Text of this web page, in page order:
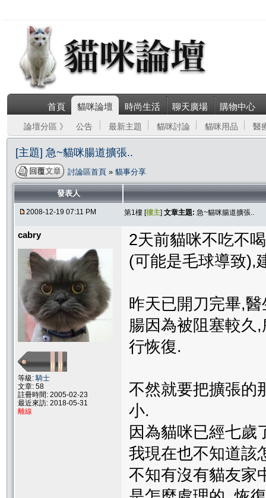
首頁 貓咪論壇 時尚生活 聊天廣場 購物中心
論壇分區 》 公告 最新主題 貓咪討論 貓咪用品 醫
[主題] 急~貓咪腸道擴張..
討論區首頁 » 貓事分享
發表人
2008-12-19 07:11 PM 第1樓 [樓主] 文章主題: 急~貓咪腸道擴張..
cabry
等級:騎士
文章: 58
註冊時間: 2005-02-23
最近來訪: 2018-05-31
離線
2天前貓咪不吃不
(可能是毛球導致),
昨天已開刀完畢,
腸因為被阻塞較久
行恢復.
不然就要把擴張的
小.
因為貓咪已經七歲
我現在也不知道該
不知有沒有貓友家